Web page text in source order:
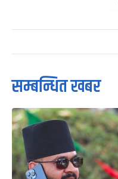
सम्बन्धित खबर